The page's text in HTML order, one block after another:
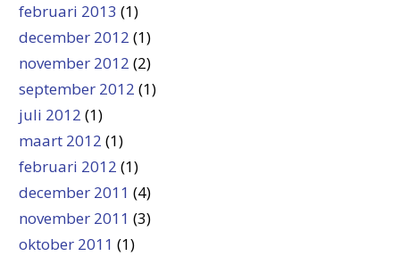
februari 2013 (1)
december 2012 (1)
november 2012 (2)
september 2012 (1)
juli 2012 (1)
maart 2012 (1)
februari 2012 (1)
december 2011 (4)
november 2011 (3)
oktober 2011 (1)